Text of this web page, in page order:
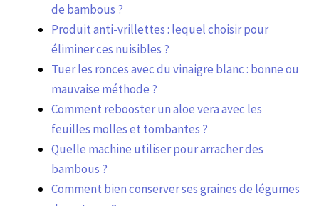
de bambous ?
Produit anti-vrillettes : lequel choisir pour
éliminer ces nuisibles ?
Tuer les ronces avec du vinaigre blanc : bonne ou
mauvaise méthode ?
Comment rebooster un aloe vera avec les
feuilles molles et tombantes ?
Quelle machine utiliser pour arracher des
bambous ?
Comment bien conserver ses graines de légumes